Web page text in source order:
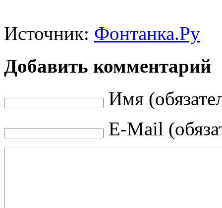
Источник: Фонтанка.Ру
Добавить комментарий
Имя
E-Mail